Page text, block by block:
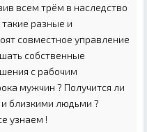
всем трём в наследство
разные и
совместное управление
собственные
с рабочим
мужчин ? Получится ли
близкими людьми ?
узнаем !